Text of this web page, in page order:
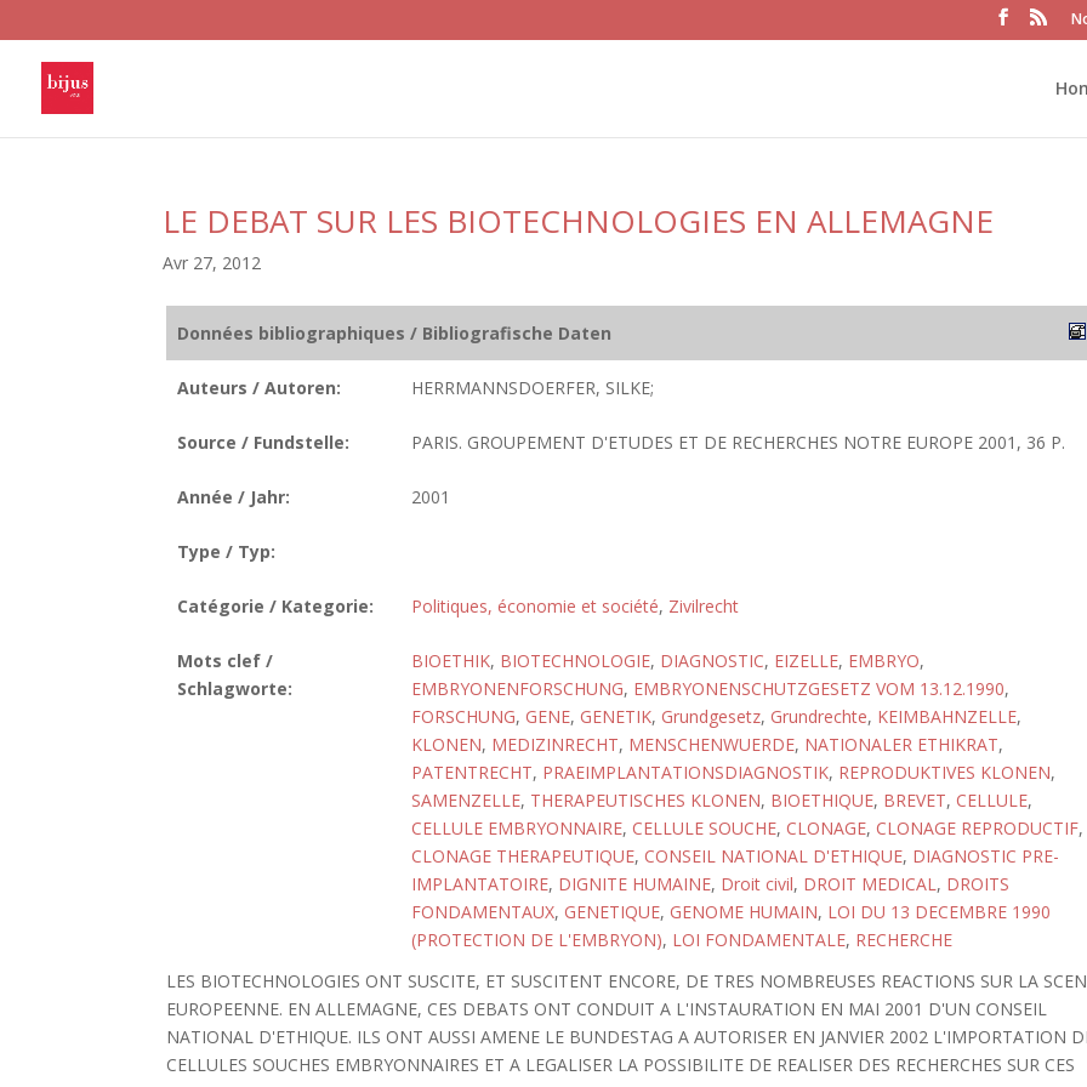
LE DEBAT SUR LES BIOTECHNOLOGIES EN ALLEMAGNE
Avr 27, 2012
Données bibliographiques / Bibliografische Daten
Auteurs / Autoren: HERRMANNSDOERFER, SILKE;
Source / Fundstelle: PARIS. GROUPEMENT D'ETUDES ET DE RECHERCHES NOTRE EUROPE 2001, 36 P.
Année / Jahr: 2001
Type / Typ:
Catégorie / Kategorie: Politiques, économie et société, Zivilrecht
Mots clef /
Schlagworte:
BIOETHIK, BIOTECHNOLOGIE, DIAGNOSTIC, EIZELLE, EMBRYO,
EMBRYONENFORSCHUNG, EMBRYONENSCHUTZGESETZ VOM 13.12.1990,
FORSCHUNG, GENE, GENETIK, Grundgesetz, Grundrechte, KEIMBAHNZELLE,
KLONEN, MEDIZINRECHT, MENSCHENWUERDE, NATIONALER ETHIKRAT,
PATENTRECHT, PRAEIMPLANTATIONSDIAGNOSTIK, REPRODUKTIVES KLONEN,
SAMENZELLE, THERAPEUTISCHES KLONEN, BIOETHIQUE, BREVET, CELLULE,
CELLULE EMBRYONNAIRE, CELLULE SOUCHE, CLONAGE, CLONAGE REPRODUCTIF,
CLONAGE THERAPEUTIQUE, CONSEIL NATIONAL D'ETHIQUE, DIAGNOSTIC PRE-
IMPLANTATOIRE, DIGNITE HUMAINE, Droit civil, DROIT MEDICAL, DROITS
FONDAMENTAUX, GENETIQUE, GENOME HUMAIN, LOI DU 13 DECEMBRE 1990
(PROTECTION DE L'EMBRYON), LOI FONDAMENTALE, RECHERCHE
LES BIOTECHNOLOGIES ONT SUSCITE, ET SUSCITENT ENCORE, DE TRES NOMBREUSES REACTIONS SUR LA
EUROPEENNE. EN ALLEMAGNE, CES DEBATS ONT CONDUIT A L'INSTAURATION EN MAI 2001 D'UN CONSEIL
NATIONAL D'ETHIQUE. ILS ONT AUSSI AMENE LE BUNDESTAG A AUTORISER EN JANVIER 2002 L'IMPORTATION
CELLULES SOUCHES EMBRYONNAIRES ET A LEGALISER LA POSSIBILITE DE REALISER DES RECHERCHES SUR CES